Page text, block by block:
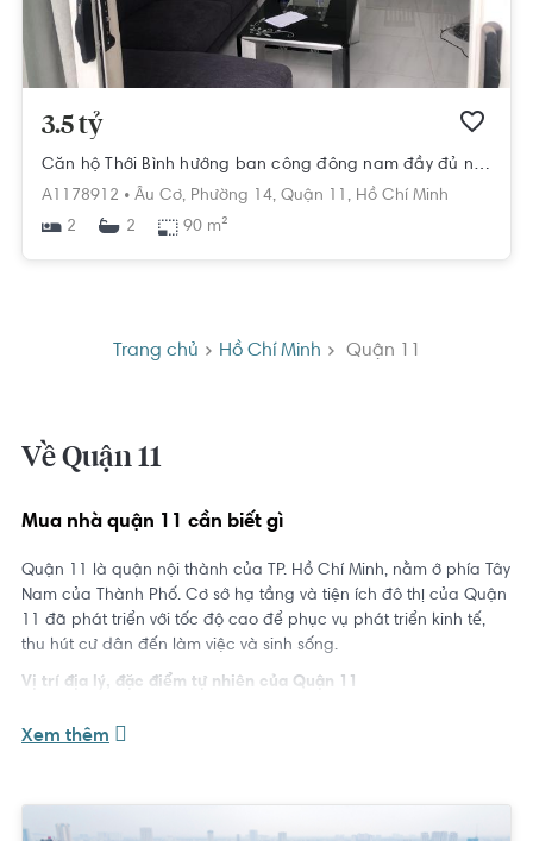
3.5 tỷ
Căn hộ Thới Bình hướng ban công đông nam đầy đủ nội thất diện tích 90m²
A1178912 • Âu Cơ, Phường 14, Quận 11, Hồ Chí Minh
2
2 90 m²
Trang chủ Hồ Chí Minh Quận 11
Về Quận 11
Mua nhà quận 11 cần biết gì
Quận 11 là quận nội thành của TP. Hồ Chí Minh, nằm ở phía Tây
Nam của Thành Phố. Cơ sở hạ tầng và tiện ích đô thị của Quận
11 đã phát triển với tốc độ cao để phục vụ phát triển kinh tế,
thu hút cư dân đến làm việc và sinh sống.
Vị trí địa lý, đặc điểm tự nhiên của Quận 11
lược vô cùng quan trọng trong giao thương và và mạch phát
- Phía Bắc Quận 11 giáp các quận Tân Bình(tại nút giao Lê
Xem thêm